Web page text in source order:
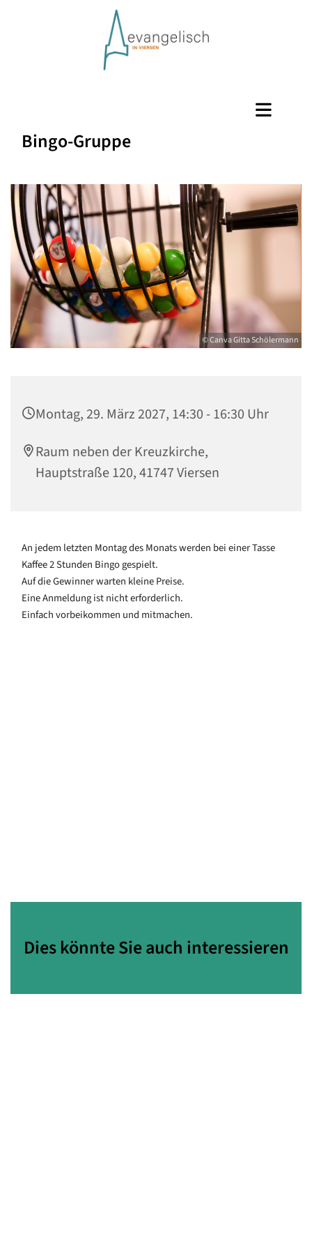
Bingo-Gruppe
© Canva Gitta Schölermann
Montag, 29. März 2027, 14:30 - 16:30 Uhr
Raum neben der Kreuzkirche,
Hauptstraße 120, 41747 Viersen
An jedem letzten Montag des Monats werden bei einer Tasse
Kaffee 2 Stunden Bingo gespielt.
Auf die Gewinner warten kleine Preise.
Eine Anmeldung ist nicht erforderlich.
Einfach vorbeikommen und mitmachen.
Dies könnte Sie auch interessieren